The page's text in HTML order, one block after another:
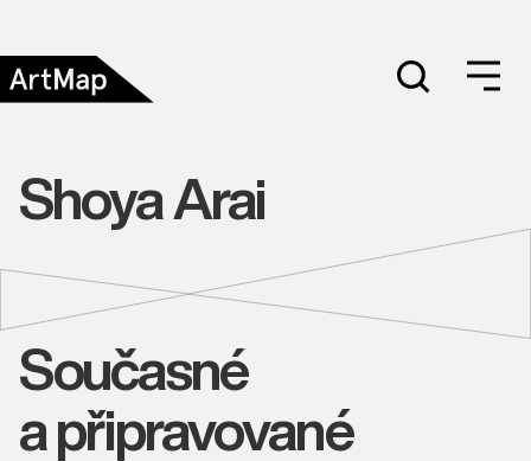
Shoya Arai
Současné
a připravované